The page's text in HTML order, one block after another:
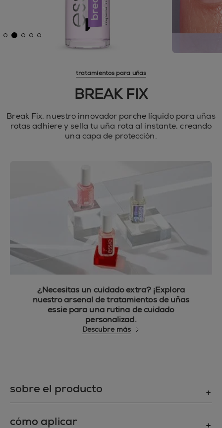
tratamientos para uñas
BREAK FIX
Break Fix, nuestro innovador parche líquido para uñas
rotas adhiere y sella tu uña rota al instante, creando
una capa de protección.
¿Necesitas un cuidado extra? ¡Explora
nuestro arsenal de tratamientos de uñas
essie para una rutina de cuidado
personalizad.
Descubre más
sobre el producto
Mantén la forma y longitud ideales de tus uñas y
cómo aplicar